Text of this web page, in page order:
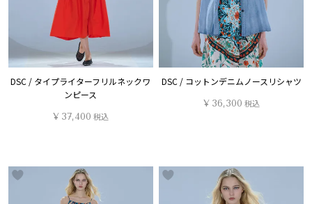
DSC / タイプライターフリルネックワ
ンピース
¥ 37,400 税込
DSC / コットンデニムノースリシャツ
¥ 36,300 税込